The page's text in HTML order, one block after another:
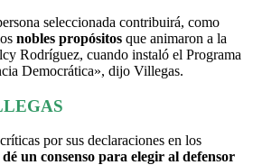
seleccionada contribuirá, como
nobles propósitos que animaron a la
Rodríguez, cuando instaló el Programa
Democrática», dijo Villegas.
por sus declaraciones en los
dé un consenso para elegir al defensor